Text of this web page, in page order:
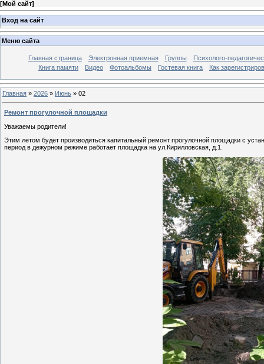
[Мой сайт]
Вход на сайт
Меню сайта
Главная страница Электронная приемная Группы
Психолого-
Книга памяти
Видео Фотоальбомы Гостевая книга Как
Главная » 2026 » Июнь » 02
Ремонт прогулочной площадки
Уважаемы родители!
Этим летом будет производиться капитальный ремонт прогулочной площадки с
период в дежурном режиме работает площадка на ул.Кирилловская, д.1.